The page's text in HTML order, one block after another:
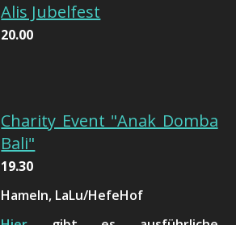
Alis Jubelfest
20.00
Charity Event "Anak Domba
Bali"
19.30
Hameln, LaLu/HefeHof